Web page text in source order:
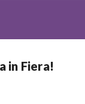
in Fiera!